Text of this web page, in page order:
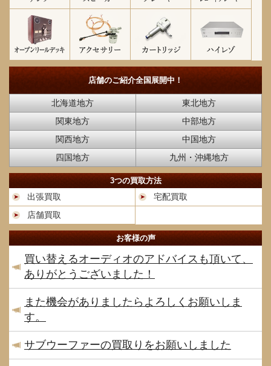
店舗のご紹介全国展開中！
北海道地方
東北地方
関東地方
中部地方
関西地方
中国地方
四国地方
九州・沖縄地方
3つの買取方法
出張買取
宅配買取
店舗買取
お客様の声
買い替えるオーディオのアドバイスも頂いて、
ありがとうございました！
また機会がありましたらよろしくお願いしま
す。
サブウーファーの買取りをお願いしました